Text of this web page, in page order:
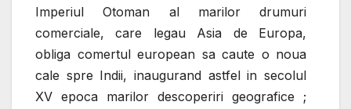
Imperiul Otoman al marilor drumuri
comerciale, care legau Asia de Europa,
obliga comertul european sa caute o noua
cale spre Indii, inaugurand astfel in secolul
XV epoca marilor descoperiri geografice ;